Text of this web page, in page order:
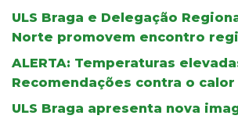
ULS Braga e Delegação
Norte promovem encontro
ALERTA: Temperaturas
Recomendações contra o calor
ULS Braga apresenta nova